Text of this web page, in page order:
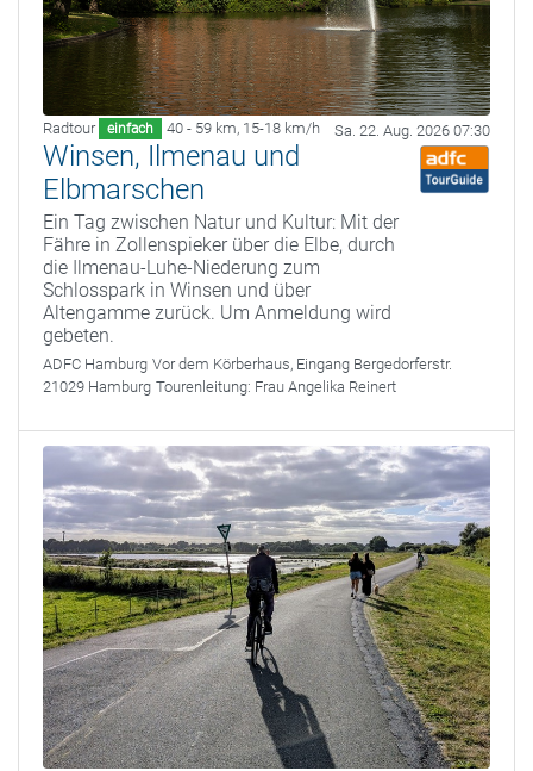
Radtour einfach 40 - 59 km, 15-18 km/h Sa. 22. Aug. 2026 07:30
Winsen, Ilmenau und
Elbmarschen
Ein Tag zwischen Natur und Kultur: Mit der
Fähre in Zollenspieker über die Elbe, durch
die Ilmenau-Luhe-Niederung zum
Schlosspark in Winsen und über
Altengamme zurück. Um Anmeldung wird
gebeten.
ADFC Hamburg Vor dem Körberhaus, Eingang Bergedorferstr.
21029 Hamburg Tourenleitung: Frau Angelika Reinert